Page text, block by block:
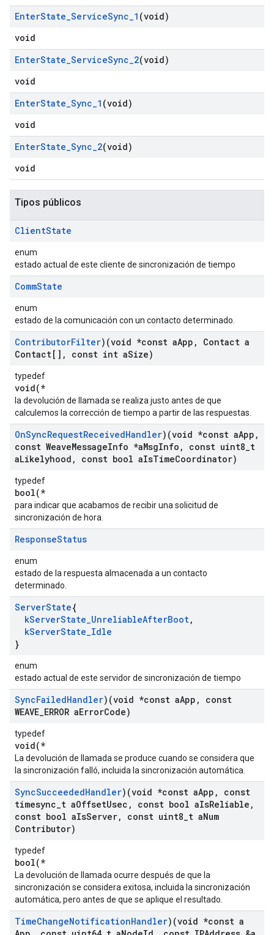
EnterState_ServiceSync_1 (void)
void
EnterState_ServiceSync_2(void)
void
EnterState_Sync_1 (void)
void
EnterState_Sync_2(void)
void
Tipos públicos
ClientState
enum
estado actual de este cliente de sincronización de tiempo
CommState
enum
estado de la comunicación con un contacto determinado.
ContributorFilter)(void *const aApp ,
Contact a
Contact[] , const int aSize)
typedef
void(*
la devolución de llamada se realiza justo antes de que
calculemos la corrección de tiempo a partir de las respuestas.
OnSyncRequestReceivedHandler)(void *const aApp ,
const WeaveMessageInfo *aMsgInfo , const uint8 t
aLikelyhood , const bool aIsTimeCoordinator)
typedef
bool(*
para indicar que acabamos de recibir una solicitud de
sincronización de hora.
ResponseStatus
enum
estado de la respuesta almacenada a un contacto
determinado.
ServerState{
kServerState_UnreliableAfterBoot,
kServerState_Idle
}
enum
estado actual de este servidor de sincronización de tiempo
SyncFailedHandler)(void *const aApp ,
const
WEAVE ERROR aErrorCode)
typedef
void(*
La devolución de llamada se produce cuando se considera que
la sincronización falló, incluida la sincronización automática.
SyncSucceededHandler)(void *const aApp ,
const
timesync t aOffsetUsec , const bool aIsReliable ,
const bool aIsServer, const uint8 t aNum
Contributor)
typedef
bool(*
La devolución de llamada ocurre después de que la
sincronización se considera exitosa, incluida la sincronización
automática, pero antes de que se aplique el resultado.
TimeChangeNotificationHandler)(void *const a